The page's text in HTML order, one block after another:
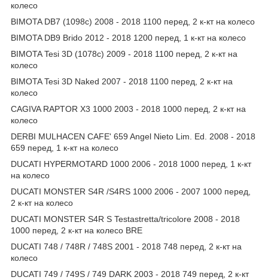
колесо
BIMOTA DB7 (1098c) 2008 - 2018 1100 перед, 2 к-кт на колесо
BIMOTA DB9 Brido 2012 - 2018 1200 перед, 1 к-кт на колесо
BIMOTA Tesi 3D (1078c) 2009 - 2018 1100 перед, 2 к-кт на
колесо
BIMOTA Tesi 3D Naked 2007 - 2018 1100 перед, 2 к-кт на
колесо
CAGIVA RAPTOR X3 1000 2003 - 2018 1000 перед, 2 к-кт на
колесо
DERBI MULHACEN CAFE' 659 Angel Nieto Lim. Ed. 2008 - 2018
659 перед, 1 к-кт на колесо
DUCATI HYPERMOTARD 1000 2006 - 2018 1000 перед, 1 к-кт
на колесо
DUCATI MONSTER S4R /S4RS 1000 2006 - 2007 1000 перед,
2 к-кт на колесо
DUCATI MONSTER S4R S Testastretta/tricolore 2008 - 2018
1000 перед, 2 к-кт на колесо BRE
DUCATI 748 / 748R / 748S 2001 - 2018 748 перед, 2 к-кт на
колесо
DUCATI 749 / 749S / 749 DARK 2003 - 2018 749 перед, 2 к-кт